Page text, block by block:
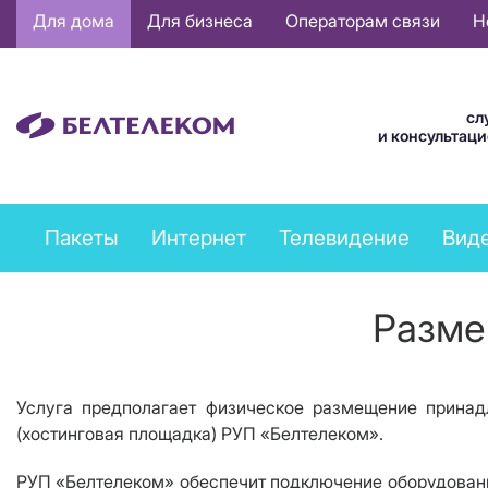
Основная
навигация
Для дома Для бизнеса Операторам связи
и
Private
services
Пакеты Интернет Телевидение
Услуга предполагает физическое размещение
(хостинговая площадка) РУП «Белтелеком».
РУП «Белтелеком» обеспечит подключение